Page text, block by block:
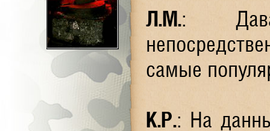
Л.М.:
самые
К.Р.: На